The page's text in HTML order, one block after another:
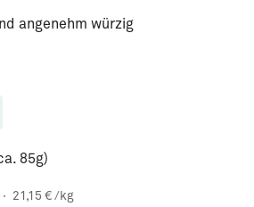
angenehm würzig
85g)
· 21,15 € /kg